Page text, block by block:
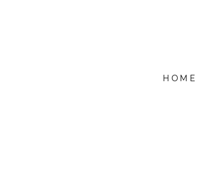
HOME